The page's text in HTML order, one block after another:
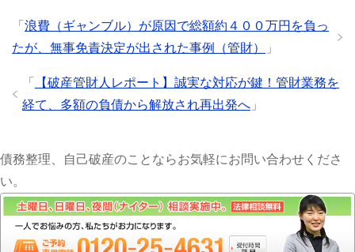
「 浪費（ギャンブル）が原因で総額約４００万円を負っ
たが、無事免責決定が出された事例（管財）
」
「
【破産管財人レポート】誠実な対応が鍵！管財業務を
経て、多額の負債から解放され再出発へ 」
債務整理、自己破産のことならお気軽にお問い合わせくださ
い。